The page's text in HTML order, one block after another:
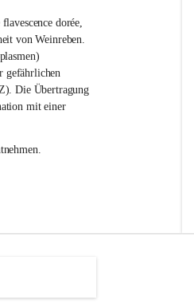
dorée,
von Weinreben.
gefährlichen
Die Übertragung
mit einer